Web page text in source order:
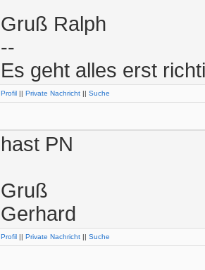
Gruß Ralph
--
Es geht alles erst
Profil || Private Nachricht || Suche
hast PN
Gruß
Gerhard
Profil || Private Nachricht || Suche